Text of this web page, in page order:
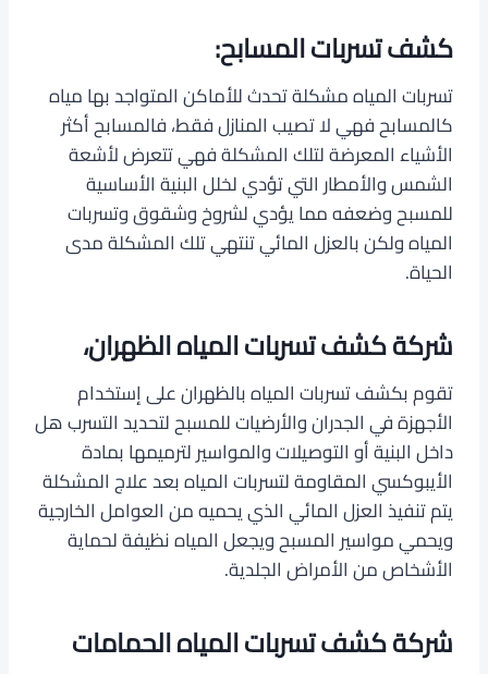
كشف تسربات المسابح:
تسربات المياه مشكلة تحدث للأماكن المتواجد بها مياه
كالمسابح فهي لا تصيب المنازل فقط، فالمسابح أكثر
الأشياء المعرضة لتلك المشكلة فهي تتعرض لأشعة
الشمس والأمطار التي تؤدي لخلل البنية الأساسية
للمسبح وضعفه مما يؤدي لشروخ وشقوق وتسربات
المياه ولكن بالعزل المائي تنتهي تلك المشكلة مدى
الحياة.
شركة كشف تسربات المياه الظهران،
تقوم بكشف تسربات المياه بالظهران على إستخدام
الأجهزة في الجدران والأرضيات للمسبح لتحديد التسرب هل
داخل البنية أو التوصيلات والمواسير لترميمها بمادة
الأيبوكسي المقاومة لتسربات المياه بعد علاج المشكلة
يتم تنفيذ العزل المائي الذي يحميه من العوامل الخارجية
ويحمي مواسير المسبح ويجعل المياه نظيفة لحماية
الأشخاص من الأمراض الجلدية.
شركة كشف تسربات المياه الحمامات